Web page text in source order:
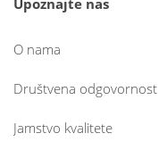
Upoznajte nas
O nama
Društvena odgovornost
Jamstvo kvalitete